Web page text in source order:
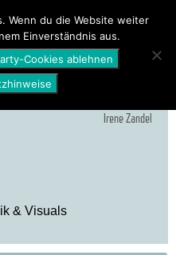
NEWS
Irene Zandel
& Visuals
Wenn du die Website weiter
Einverständnis aus.
Cookies ablehnen